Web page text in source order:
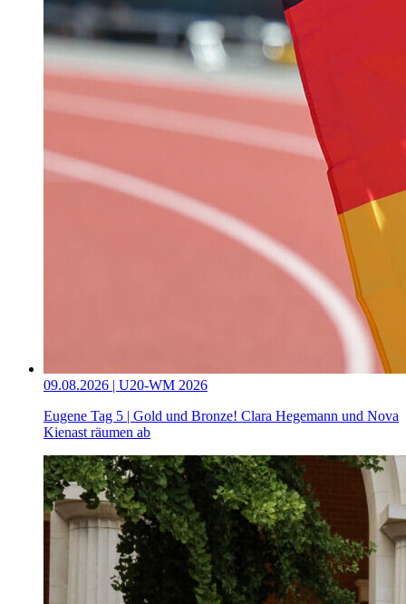
09.08.2026 | U20-WM 2026
Eugene Tag 5 | Gold und Bronze! Clara Hegemann und Nova
Kienast räumen ab